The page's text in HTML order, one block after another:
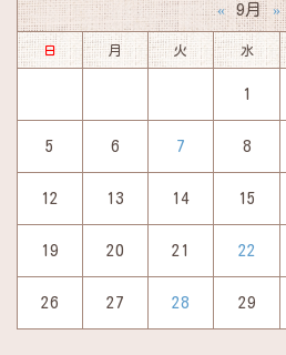
« 9月 »
日 月 火 水
1
5 6 7 8
12 13 14 15
19 20 21 22
26 27 28 29